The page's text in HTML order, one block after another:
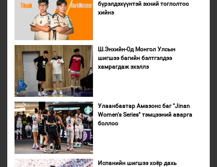
бүрэлдэхүүнтэй эхний тоглолтоо
хийнэ
Ш.Энхийн-Од Монгол Улсын
шигшээ багийн бэлтгэлдээ
хамрагдаж эхэллэ
Улаанбаатар Амазонс баг "Jinan
Women's Series" тэмцээний аварга
боллоо
Испанийн шигшээ хоёр дахь